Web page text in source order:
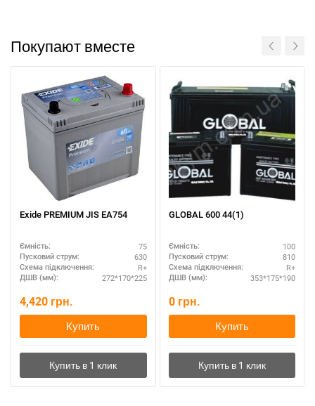
Покупают вместе
Exide PREMIUM JIS EA754
Ємність: 75
Пусковий струм: 630
Схема підключення: R+
ДШВ (мм): 272*170*225
4,420 грн.
Купить
GLOBAL 600 44(1)
Ємність: 100
Пусковий струм: 810
Схема підключення: R+
ДШВ (мм): 353*175*190
0 грн.
Купить